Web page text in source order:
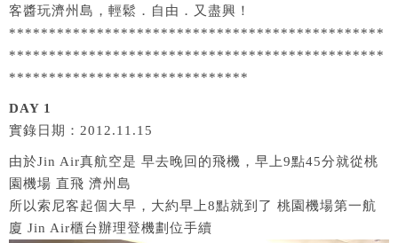
客醬玩濟州島，輕鬆．自由．又盡興！
***********************************************
***********************************************
******************************
DAY 1
實錄日期：2012.11.15
由於Jin Air真航空是 早去晚回的飛機，早上9點45分就從桃
園機場 直飛 濟州島
所以索尼客起個大早，大約早上8點就到了 桃園機場第一航
廈 Jin Air櫃台辦理登機劃位手續